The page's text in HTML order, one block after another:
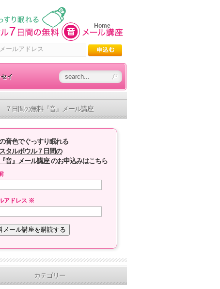
Home
イ
７日間の無料『音』メール講座
音色でぐっすり眠れる
タルボウル７日間の
音』メール講座のお申込みはこちら
アドレス ※
カテゴリー